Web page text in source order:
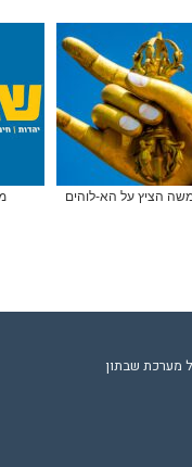
הציץ על הא-לוהים
מערכת שבתון